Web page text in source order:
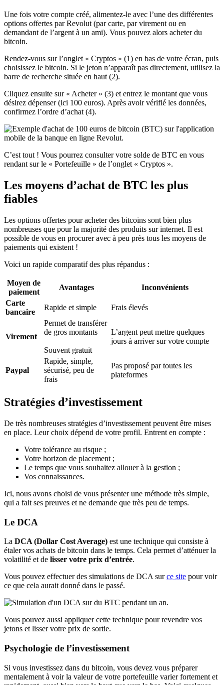
Une fois votre compte créé, alimentez-le avec l’une des différentes
options offertes par Revolut (par carte, par virement ou en
demandant de l’argent à un ami). Vous pouvez alors acheter du
bitcoin.
Rendez-vous sur l’onglet « Cryptos » (1) en bas de votre écran, puis
choisissez le bitcoin. Si le jeton n’apparaît pas directement, utilisez la
barre de recherche située en haut (2).
Cliquez ensuite sur « Acheter » (3) et entrez le montant que vous
désirez dépenser (ici 100 euros). Après avoir vérifié les données,
confirmez l’ordre d’achat (4).
C’est tout ! Vous pourrez consulter votre solde de BTC en vous
rendant sur le « Portefeuille » de l’onglet « Cryptos ».
Les moyens d’achat de BTC les plus
fiables
Les options offertes pour acheter des bitcoins sont bien plus
nombreuses que pour la majorité des produits sur internet. Il est
possible de vous en procurer avec à peu près tous les moyens de
paiements qui existent !
Voici un rapide comparatif des plus répandus :
Moyen de
paiement
Avantages
Inconvénients
Carte
bancaire
Rapide et simple Frais élevés
Virement
Permet de transférer
de gros montants
Souvent gratuit
L’argent peut mettre quelques
jours à arriver sur votre compte
Paypal
Rapide, simple,
sécurisé, peu de
frais
Pas proposé par toutes les
plateformes
Stratégies d’investissement
De très nombreuses stratégies d’investissement peuvent être mises
en place. Leur choix dépend de votre profil. Entrent en compte :
Votre tolérance au risque ;
Votre horizon de placement ;
Le temps que vous souhaitez allouer à la gestion ;
Vos connaissances.
Ici, nous avons choisi de vous présenter une méthode très simple,
qui a fait ses preuves et ne demande que très peu de temps.
Le DCA
La DCA (Dollar Cost Average) est une technique qui consiste à
étaler vos achats de bitcoin dans le temps. Cela permet d’atténuer la
volatilité et de lisser votre prix d’entrée.
Vous pouvez effectuer des simulations de DCA surce site pour voir
ce que cela aurait donné dans le passé.
Vous pouvez aussi appliquer cette technique pour revendre vos
jetons et lisser votre prix de sortie.
Psychologie de l’investissement
Si vous investissez dans du bitcoin, vous devez vous préparer
mentalement à voir la valeur de votre portefeuille varier fortement et